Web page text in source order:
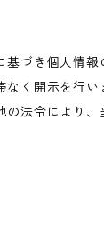
づき個人情
く開示を行
法令により